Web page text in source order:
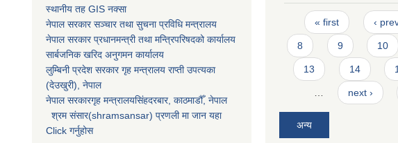
स्थानीय तह GIS नक्सा
नेपाल सरकारसञ्चार तथा सुचना प्रविधि मन्त्रालय
नेपाल सरकार प्रधानमन्त्री तथा मन्त्रिपरिषदको कार्यालय
सार्बजनिक खरिद अनुगमन कार्यालय
लुम्बिनी प्रदेश सरकार गृह मन्त्रालय राप्ती उपत्यका
(देउखुरी), नेपाल
नेपाल सरकारगृह मन्त्रालयसिंहदरबार, काठमाडौँ, नेपाल
श्रम संसार(shramsansar) प्रणली मा जान यहा
Click गर्नुहोस
Pages
« first ‹
8 9 10
13 14
next ›
अन्य